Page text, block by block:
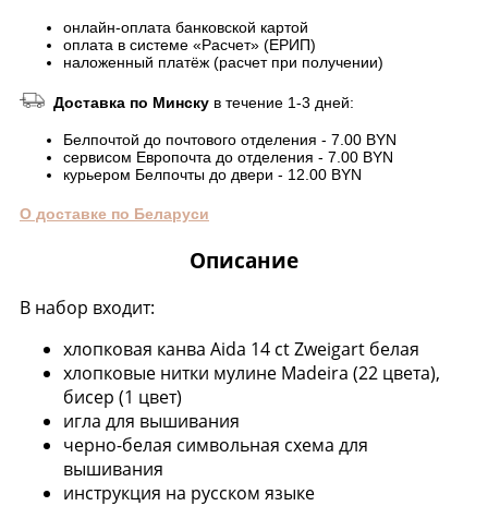
онлайн-оплата банковской картой
оплата в системе «Расчет» (ЕРИП)
наложенный платёж (расчет при получении)
Доставка по Минску в течение 1-3 дней:
Белпочтой до почтового отделения - 7.00 BYN
сервисом Европочта до отделения - 7.00 BYN
курьером Белпочты до двери - 12.00 BYN
О доставке по Беларуси
Описание
В набор входит:
хлопковая канва Aida 14 ct Zweigart белая
хлопковые нитки мулине Madeira (22 цвета),
бисер (1 цвет)
игла для вышивания
черно-белая символьная схема для
вышивания
инструкция на русском языке